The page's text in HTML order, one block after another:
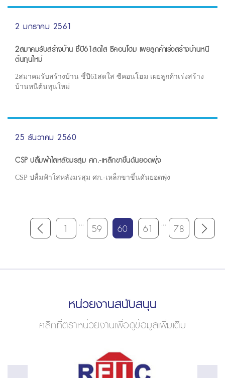
2 มกราคม 2561
2สมาคมรับสร้างบ้าน ชี้ปี61สดใส ซีคอนโฮม เผยลูกค้าเร่งสร้างบ้านหนี
ต้นทุนใหม่
2สมาคมรับสร้างบ้าน ชี้ปี61สดใส ซีคอนโฮม เผยลูกค้าเร่งสร้าง
บ้านหนีต้นทุนใหม่
25 ธันวาคม 2560
CSP ปลื้มฟ้าใสหลังมรสุม ศก.-เหล็กขาขึ้นดันยอดพุ่ง
CSP ปลื้มฟ้าใสหลังมรสุม ศก.-เหล็กขาขึ้นดันยอดพุ่ง
1 ... 59 60 61 ... 78
หน่วยงานสนับสนุน
คลิกที่ตราหน่วยงานเพื่อดูข้อมูลเพิ่มเติม